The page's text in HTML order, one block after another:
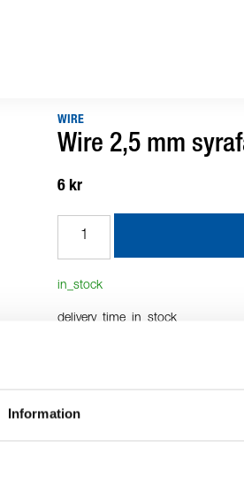
Information
WIRE
Wire 2,5 mm
6 kr
in_stock
delivery_time_in_stock